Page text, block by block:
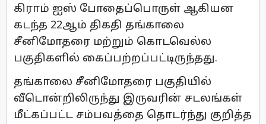
கிராம் ஐஸ் போதைப்பொருள் ஆகியன
கடந்த 22ஆம் திகதி தங்காலை
சீனிமோதரை மற்றும் கொடவெல்ல
பகுதிகளில் கைப்பற்றப்பட்டிருந்தது.
தங்காலை சீனிமோதரை பகுதியில்
வீடொன்றிலிருந்து இருவரின் சடலங்கள்
மீட்கப்பட்ட சம்பவத்தை தொடர்ந்து குறித்த